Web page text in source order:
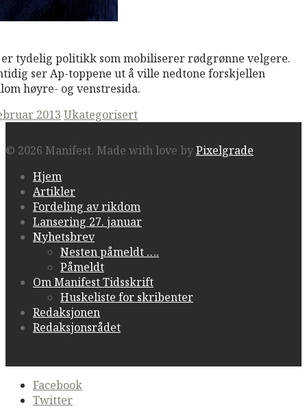
er tydelig politikk som mobiliserer rødgrønne velgere.
ser Ap-toppene ut å ville nedtone forskjellen
høyre- og venstresida.
2013 Ukategorisert
© 2026 Manifest. Made with love byPixelgrade
Hjem
Artikler
Fordeling av rikdom
Lansering 27. januar
Nyhetsbrev
Nesten påmeldt ….
Påmeldt
Om Manifest Tidsskrift
Huskeliste for skribenter
Redaksjonen
Redaksjonsrådet
Secondary
navigation
Facebook
Twitter